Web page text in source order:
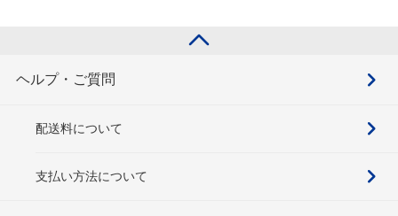
ヘルプ・ご質問
配送料について
支払い方法について